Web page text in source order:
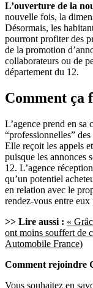
L’ouverture de la
nouvelle fois, la
Désormais, les
pourront profiter des
de la promotion
collaborateurs ou de
département du 12.
Comment ça
L’agence prend en sa
“professionnelles”
Elle reçoit les appels
puisque les annonces
12. L’agence
qu’un potentiel
en relation avec le
rendez-vous entre
>> Lire aussi : «
ont moins souffert de
Automobile France)
Comment rejoindre
Vous souhaitez en